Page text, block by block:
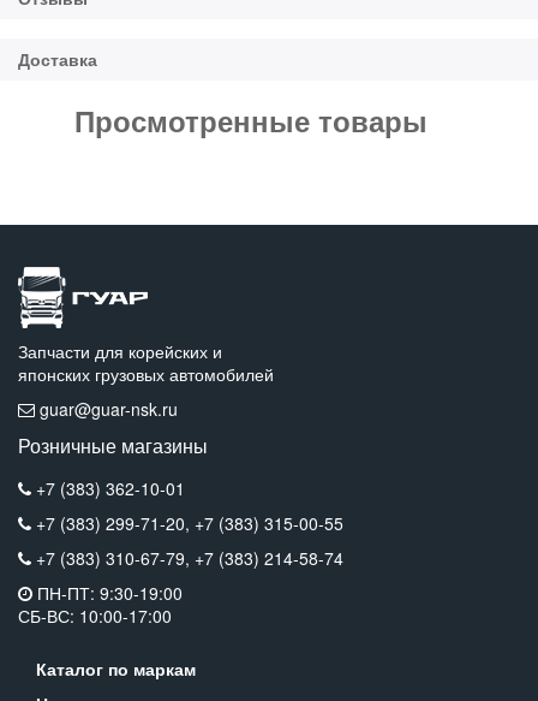
Просмотренные товары
Запчасти для корейских и
японских грузовых автомобилей
guar@guar-nsk.ru
Розничные магазины
+7 (383) 362-10-01
+7 (383) 299-71-20, +7 (383) 315-00-55
+7 (383) 310-67-79, +7 (383) 214-58-74
ПН-ПТ: 9:30-19:00
СБ-ВС: 10:00-17:00
Каталог по маркам